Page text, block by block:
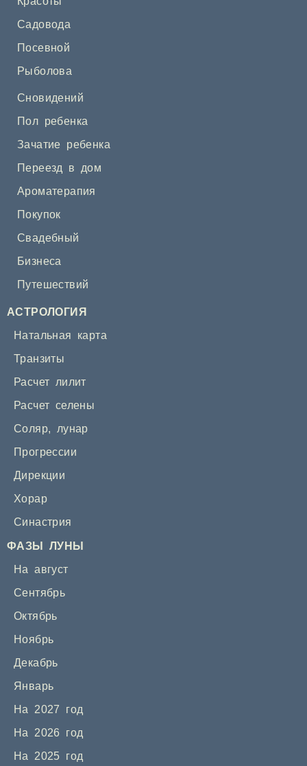
Садовода
Посевной
Рыболова
Сновидений
Пол ребенка
Зачатие ребенка
Переезд в дом
Ароматерапия
Покупок
Свадебный
Бизнеса
Путешествий
АСТРОЛОГИЯ
Натальная карта
Транзиты
Расчет лилит
Расчет селены
Соляр, лунар
Прогрессии
Дирекции
Хорар
Синастрия
ФАЗЫ ЛУНЫ
На август
Сентябрь
Октябрь
Ноябрь
Декабрь
Январь
На 2027 год
На 2026 год
На 2025 год